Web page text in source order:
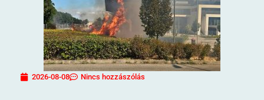
2026-08-08 Nincs hozzászólás